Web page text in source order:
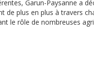
Garun-Paysanne a
de plus en plus à travers
le rôle de nombreuses